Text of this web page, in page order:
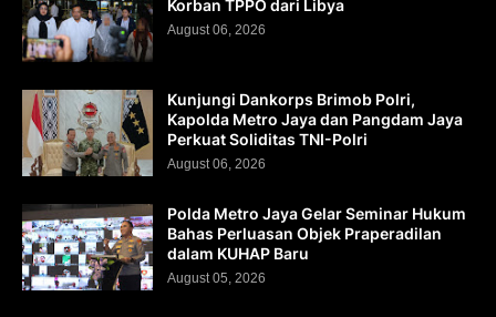
Korban TPPO dari Libya
August 06, 2026
Kunjungi Dankorps Brimob Polri,
Kapolda Metro Jaya dan Pangdam Jaya
Perkuat Soliditas TNI-Polri
August 06, 2026
Polda Metro Jaya Gelar Seminar Hukum
Bahas Perluasan Objek Praperadilan
dalam KUHAP Baru
August 05, 2026